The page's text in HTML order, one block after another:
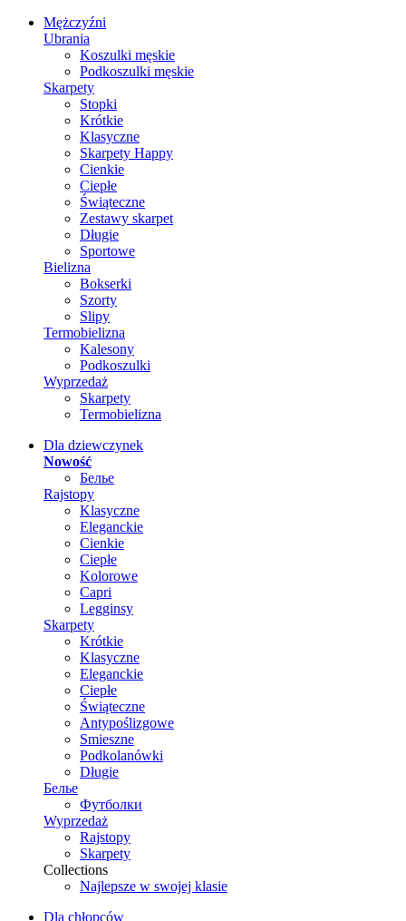
Mężczyźni
Ubrania
Koszulki męskie
Podkoszulki męskie
Skarpety
Stopki
Krótkie
Klasyczne
Skarpety Happy
Cienkie
Ciepłe
Świąteczne
Zestawy skarpet
Długie
Sportowe
Bielizna
Bokserki
Szorty
Slipy
Termobielizna
Kalesony
Podkoszulki
Wyprzedaż
Skarpety
Termobielizna
Dla dziewczynek
Nowość
Белье
Rajstopy
Klasyczne
Eleganckie
Cienkie
Ciepłe
Kolorowe
Capri
Legginsy
Skarpety
Krótkie
Klasyczne
Eleganckie
Ciepłe
Świąteczne
Antypoślizgowe
Smieszne
Podkolanówki
Długie
Белье
Футболки
Wyprzedaż
Rajstopy
Skarpety
Collections
Najlepsze w swojej klasie
Dla chłopców